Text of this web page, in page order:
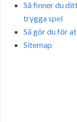
Så finner du
trygga spel
Så gör du för
Sitemap